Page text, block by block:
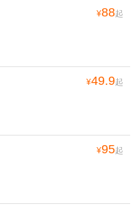
¥88起
¥49.9起
¥95起